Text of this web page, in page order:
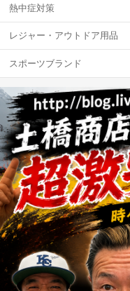
熱中症対策
レジャー・アウトドア用品
スポーツブランド